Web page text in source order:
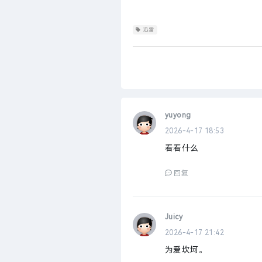
迅雷
yuyong
2026-4-17 18:53
看看什么
回复
Juicy
2026-4-17 21:42
为爱坎坷。